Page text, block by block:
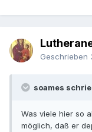
Geschrieben
soames
Was viele hier so
möglich, daß er